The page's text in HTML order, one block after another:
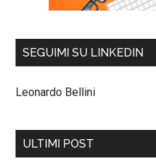
SEGUIMI SU LINKEDIN
Leonardo Bellini
ULTIMI POST